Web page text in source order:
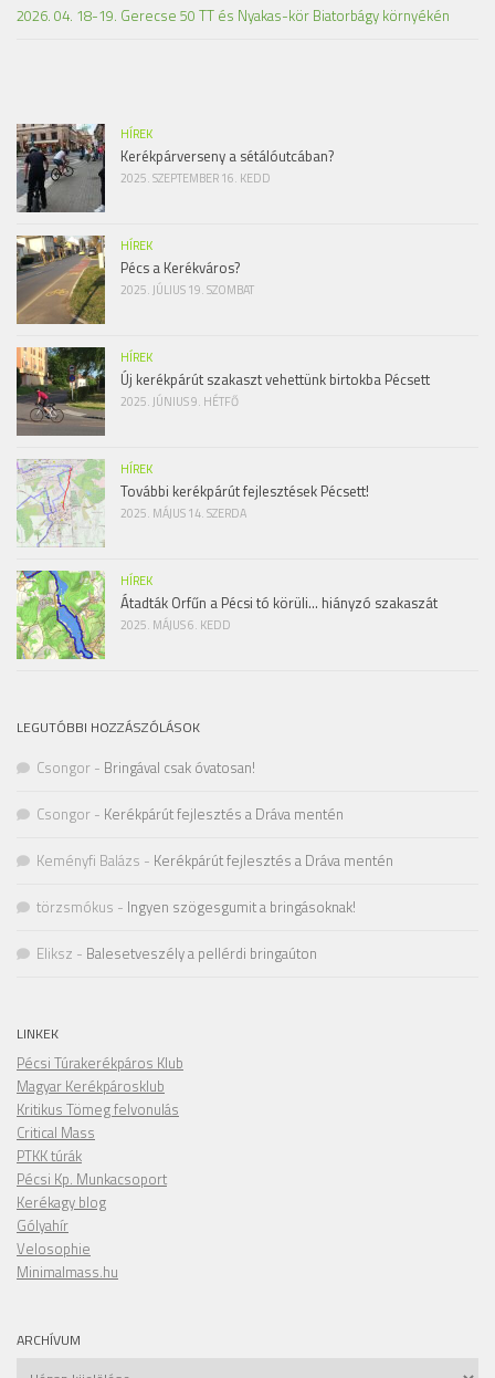
2026. 04. 18-19. Gerecse 50 TT és Nyakas-kör Biatorbágy környékén
HÍREK
Kerékpárverseny a sétálóutcában?
2025. SZEPTEMBER 16. KEDD
HÍREK
Pécs a Kerékváros?
2025. JÚLIUS 19. SZOMBAT
HÍREK
Új kerékpárút szakaszt vehettünk birtokba Pécsett
2025. JÚNIUS 9. HÉTFŐ
HÍREK
További kerékpárút fejlesztések Pécsett!
2025. MÁJUS 14. SZERDA
HÍREK
Átadták Orfűn a Pécsi tó körüli… hiányzó szakaszát
2025. MÁJUS 6. KEDD
LEGUTÓBBI HOZZÁSZÓLÁSOK
Csongor - Bringával csak óvatosan!
Csongor - Kerékpárút fejlesztés a Dráva mentén
Keményfi Balázs - Kerékpárút fejlesztés a Dráva mentén
törzsmókus - Ingyen szögesgumit a bringásoknak!
Eliksz - Balesetveszély a pellérdi bringaúton
LINKEK
Pécsi Túrakerékpáros Klub
Magyar Kerékpárosklub
Kritikus Tömeg felvonulás
Critical Mass
PTKK túrák
Pécsi Kp. Munkacsoport
Kerékagy blog
Gólyahír
Velosophie
Minimalmass.hu
ARCHÍVUM
Archívum